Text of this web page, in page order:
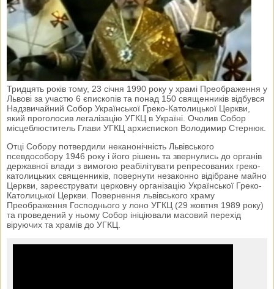
Тридцять років тому, 23 січня 1990 року у храмі Преображення у
Львові за участю 6 єпископів та понад 150 священників відбувся
Надзвичайний Собор Української Греко-Католицької Церкви,
який проголосив легалізацію УГКЦ в Україні. Очолив Собор
місцеблюститель Глави УГКЦ архиєпископ Володимир Стернюк.
Отці Собору потвердили неканонічність Львівського
псевдособору 1946 року і його рішень та звернулись до органів
державної влади з вимогою реабілітувати репресованих греко-
католицьких священників, повернути незаконно відібране майно
Церкви, зареєструвати церковну організацію Української Греко-
Католицької Церкви. Повернення львівського храму
Преображення Господнього у лоно УГКЦ (29 жовтня 1989 року)
та проведений у ньому Собор ініціювали масовий перехід
віруючих та храмів до УГКЦ.